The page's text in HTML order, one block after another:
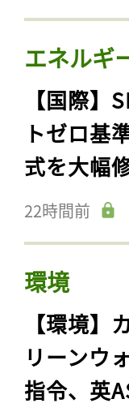
エネルギ
【国際】
トゼロ基
式を大幅
22時間前
環境
【環境】
リーンウ
指令、英